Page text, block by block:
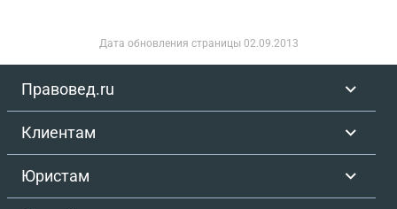
Дата обновления страницы 02.09.2013
Правовед.ru
Клиентам
Юристам